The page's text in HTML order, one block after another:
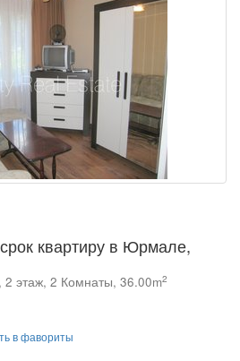
квартиру в Юрмале,
этаж, 2 Комнаты, 36.00m2
в фавориты